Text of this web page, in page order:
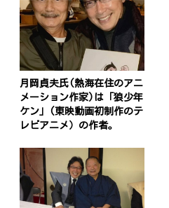
月岡貞夫氏(熱海在住のアニ
メーション作家)は「狼少年
ケン」(東映動画初制作のテ
レビアニメ）の作者。